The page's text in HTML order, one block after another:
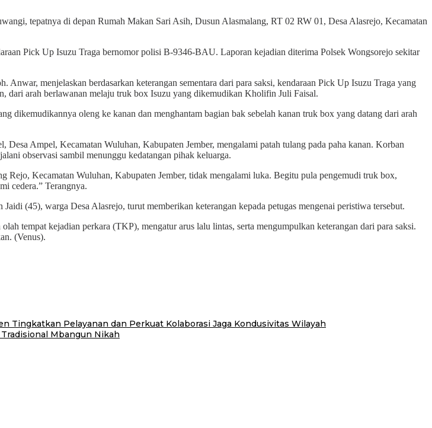
tepatnya di depan Rumah Makan Sari Asih, Dusun Alasmalang, RT 02 RW 01, Desa Alasrejo, Kecamatan
Pick Up Isuzu Traga bernomor polisi B-9346-BAU. Laporan kejadian diterima Polsek Wongsorejo sekitar
menjelaskan berdasarkan keterangan sementara dari para saksi, kendaraan Pick Up Isuzu Traga yang
dari arah berlawanan melaju truk box Isuzu yang dikemudikan Kholifin Juli Faisal.
dikemudikannya oleng ke kanan dan menghantam bagian bak sebelah kanan truk box yang datang dari arah
Ampel, Kecamatan Wuluhan, Kabupaten Jember, mengalami patah tulang pada paha kanan. Korban
observasi sambil menunggu kedatangan pihak keluarga.
Kecamatan Wuluhan, Kabupaten Jember, tidak mengalami luka. Begitu pula pengemudi truk box,
cedera.” Terangnya.
(45), warga Desa Alasrejo, turut memberikan keterangan kepada petugas mengenai peristiwa tersebut.
tempat kejadian perkara (TKP), mengatur arus lalu lintas, serta mengumpulkan keterangan dari para saksi.
(Venus).
Tingkatkan Pelayanan dan Perkuat Kolaborasi Jaga Kondusivitas Wilayah
Mbangun Nikah